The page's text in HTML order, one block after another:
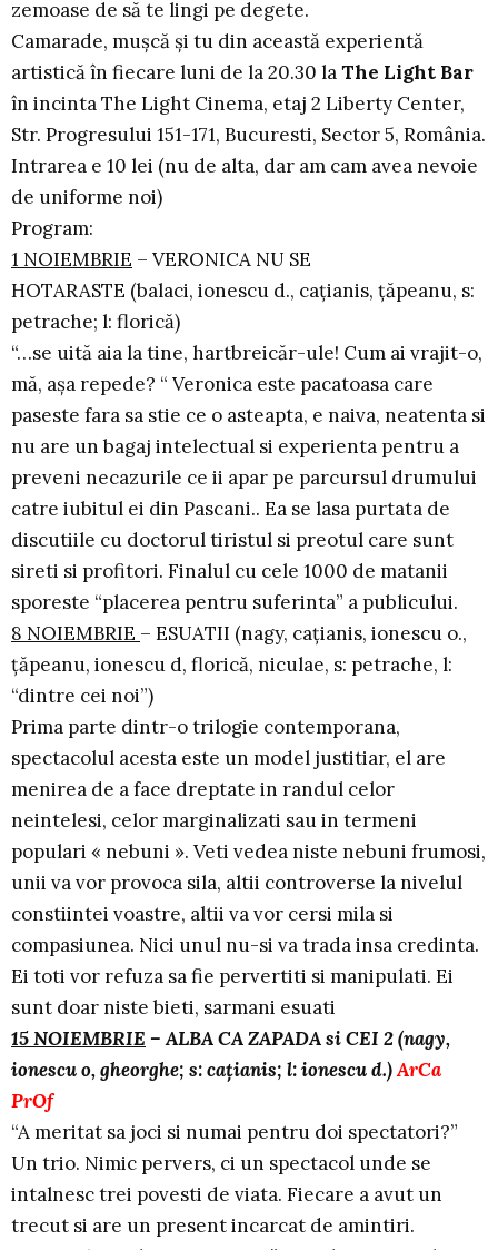
zemoase de să te lingi pe degete.
Camarade, muşcă şi tu din această experientă
artistică în fiecare luni de la 20.30 laThe Light Bar
în incinta The Light Cinema, etaj 2 Liberty Center,
Str. Progresului 151-171, Bucuresti, Sector 5, România.
Intrarea e 10 lei (nu de alta, dar am cam avea nevoie
de uniforme noi)
Program:
1 NOIEMBRIE – VERONICA NU SE
HOTARASTE (balaci, ionescu d., caţianis, ţăpeanu, s:
petrache; l: florică)
“…se uită aia la tine, hartbreicăr-ule! Cum ai vrajit-o,
mă, aşa repede? “ Veronica este pacatoasa care
paseste fara sa stie ce o asteapta, e naiva, neatenta si
nu are un bagaj intelectual si experienta pentru a
preveni necazurile ce ii apar pe parcursul drumului
catre iubitul ei din Pascani.. Ea se lasa purtata de
discutiile cu doctorul tiristul si preotul care sunt
sireti si profitori. Finalul cu cele 1000 de matanii
sporeste “placerea pentru suferinta” a publicului.
8 NOIEMBRIE – ESUATII (nagy, caţianis, ionescu o.,
ţăpeanu, ionescu d, florică, niculae, s: petrache, l:
“dintre cei noi”)
Prima parte dintr-o trilogie contemporana,
spectacolul acesta este un model justitiar, el are
menirea de a face dreptate in randul celor
neintelesi, celor marginalizati sau in termeni
populari « nebuni ». Veti vedea niste nebuni frumosi,
unii va vor provoca sila, altii controverse la nivelul
constiintei voastre, altii va vor cersi mila si
compasiunea. Nici unul nu-si va trada insa credinta.
Ei toti vor refuza sa fie pervertiti si manipulati. Ei
sunt doar niste bieti, sarmani esuati
15 NOIEMBRIE – ALBA CA ZAPADA si CEI 2 (nagy,
ionescu o, gheorghe; s: caţianis; l: ionescu d.)ArCa
PrOf
“A meritat sa joci si numai pentru doi spectatori?”
Un trio. Nimic pervers, ci un spectacol unde se
intalnesc trei povesti de viata. Fiecare a avut un
trecut si are un present incarcat de amintiri.